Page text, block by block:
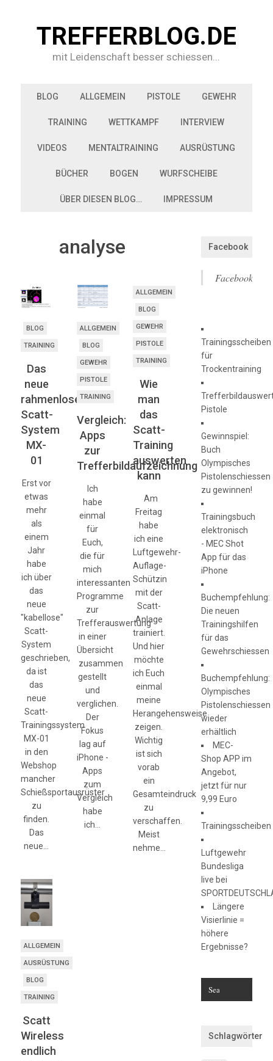
TREFFERBLOG.DE
mit Leidenschaft besser schiessen...
BLOG ALLGEMEIN PISTOLE GEWEHR
TRAINING WETTKAMPF INTERVIEW
VIDEOS MENTALTRAINING AUSRÜSTUNG
BÜCHER BOGEN WURFSCHEIBE
ÜBER DIESEN BLOG… IMPRESSUM
analyse
BLOG
TRAINING
Das
neue
rahmenlose
Scatt-
System
MX-
01
Erst vor
etwas
mehr
als
einem
Jahr
habe
ich über
das
neue
"kabellose"
Scatt-
System
geschrieben,
da ist
das
neue
Scatt-
Trainingssystem
MX-01
in den
Webshop
mancher
Schießsportausrüster
zu
finden.
Das
neue…
ALLGEMEIN
BLOG
GEWEHR
PISTOLE
TRAINING
Vergleich:
Apps
zur
Trefferbildaufzeichnung
Ich
habe
einmal
für
Euch,
die für
mich
interessanten
Programme
zur
Trefferauswertung
in einer
Übersicht
zusammen
gestellt
und
verglichen.
Der
Fokus
lag auf
iPhone -
Apps
zum
Vergleich
habe
ich…
ALLGEMEIN
BLOG
GEWEHR
PISTOLE
TRAINING
Wie
man
das
Scatt-
Training
auswerten
kann
Am
Freitag
habe
ich eine
Luftgewehr-
Auflage-
Schützin
mit der
Scatt-
Anlage
trainiert.
Und hier
möchte
ich Euch
einmal
meine
Herangehensweise
zeigen.
Wichtig
ist sich
vorab
ein
Gesamteindruck
zu
verschaffen.
Meist
nehme…
ALLGEMEIN
AUSRÜSTUNG
BLOG
TRAINING
Scatt
Wireless
endlich
Facebook
Facebook
Trainingsscheiben
für
Trockentraining
Pistole
Gewinnspiel:
Buch
Olympisches
Pistolenschiessen
zu gewinnen!
Trainingsbuch
elektronisch
- MEC Shot
App für das
iPhone
Buchempfehlung:
Die neuen
Trainingshilfen
für das
Gewehrschiessen
Buchempfehlung:
Olympisches
Pistolenschiessen
wieder
erhältlich
MEC-
Shop APP im
Angebot,
jetzt für nur
9,99 Euro
Trainingsscheiben
Luftgewehr
Bundesliga
live bei
Längere
Visierlinie =
höhere
Ergebnisse?
Schlagwörter